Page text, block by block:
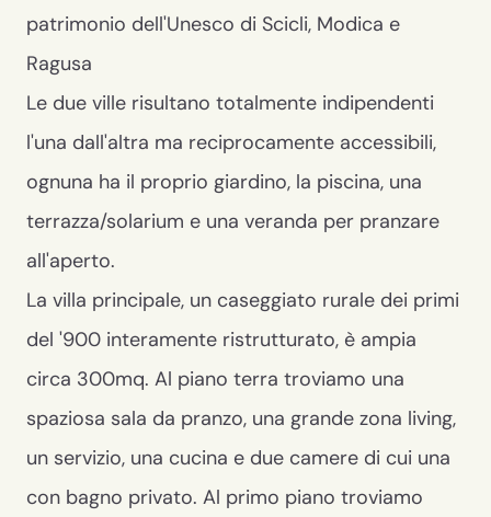
patrimonio dell'Unesco di Scicli, Modica e
Ragusa
Le due ville risultano totalmente indipendenti
l'una dall'altra ma reciprocamente accessibili,
ognuna ha il proprio giardino, la piscina, una
terrazza/solarium e una veranda per pranzare
all'aperto.
La villa principale, un caseggiato rurale dei primi
del '900 interamente ristrutturato, è ampia
circa 300mq. Al piano terra troviamo una
spaziosa sala da pranzo, una grande zona living,
un servizio, una cucina e due camere di cui una
con bagno privato. Al primo piano troviamo